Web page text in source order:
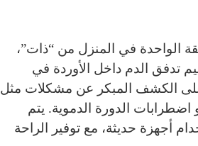
الواحدة في المنزل من “ذات”،
تدفق الدم داخل الأوردة في
الكشف المبكر عن مشكلات مثل
اضطرابات الدورة الدموية. يتم
أجهزة حديثة، مع توفير الراحة